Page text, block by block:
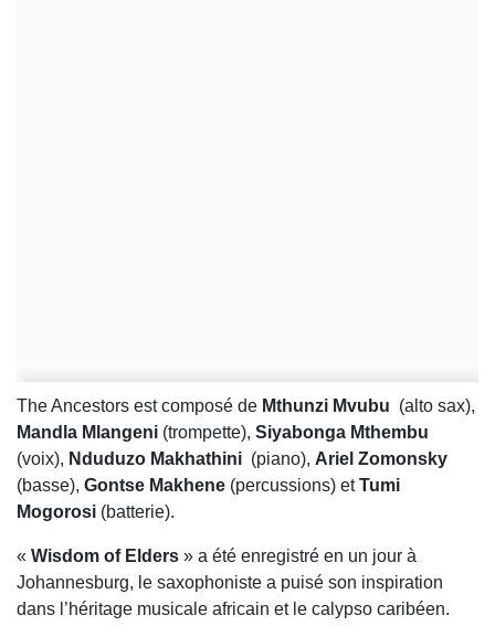
The Ancestors est composé de Mthunzi Mvubu (alto sax),
Mandla Mlangeni (trompette), Siyabonga Mthembu
(voix), Nduduzo Makhathini (piano), Ariel Zomonsky
(basse), Gontse Makhene (percussions) etTumi
Mogorosi (batterie).
« Wisdom of Elders » a été enregistré en un jour à
Johannesburg, le saxophoniste a puisé son inspiration
dans l’héritage musicale africain et le calypso caribéen.